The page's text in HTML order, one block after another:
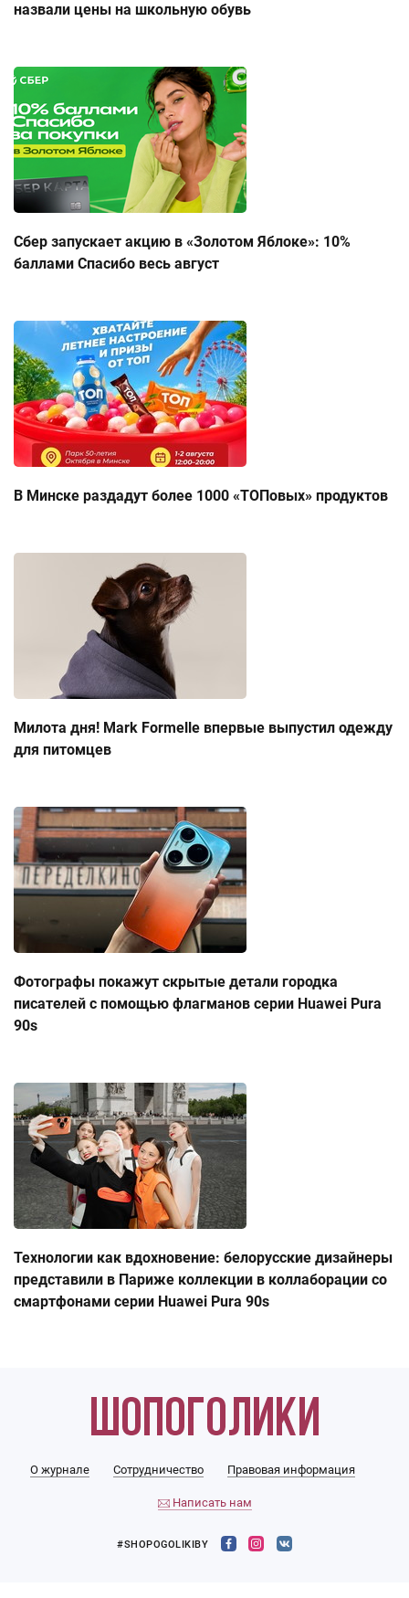
назвали цены на школьную обувь
Сбер запускает акцию в «Золотом Яблоке»: 10%
баллами Спасибо весь август
В Минске раздадут более 1000 «ТОПовых» продуктов
Милота дня! Mark Formelle впервые выпустил одежду
для питомцев
Фотографы покажут скрытые детали городка
писателей с помощью флагманов серии Huawei Pura
90s
Технологии как вдохновение: белорусские дизайнеры
представили в Париже коллекции в коллаборации со
смартфонами серии Huawei Pura 90s
О журнале Сотрудничество Правовая информация
Написать нам
#SHOPOGOLIKIBY